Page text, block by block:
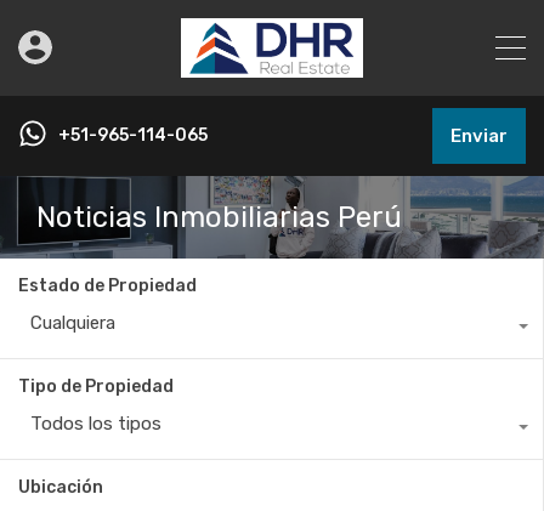
+51-965-114-065 Enviar
Noticias Inmobiliarias Perú
Estado de Propiedad
Cualquiera
Tipo de Propiedad
Todos los tipos
Ubicación